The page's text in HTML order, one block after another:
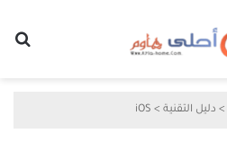
> دليل التقنية >
iOS